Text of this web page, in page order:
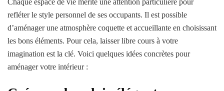
Chaque espace de vie mérite une attention particulière pour
refléter le style personnel de ses occupants. Il est possible
d’aménager une atmosphère coquette et accueillante en choisissant
les bons éléments. Pour cela, laisser libre cours à votre
imagination est la clé. Voici quelques idées concrètes pour
aménager votre intérieur :